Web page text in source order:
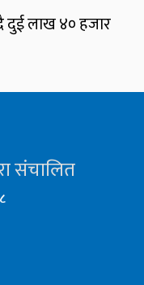
दुई लाख ४० हजार
संचालित